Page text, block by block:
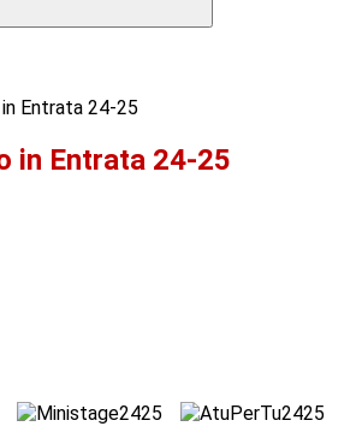
Entrata 24-25
in Entrata 24-25